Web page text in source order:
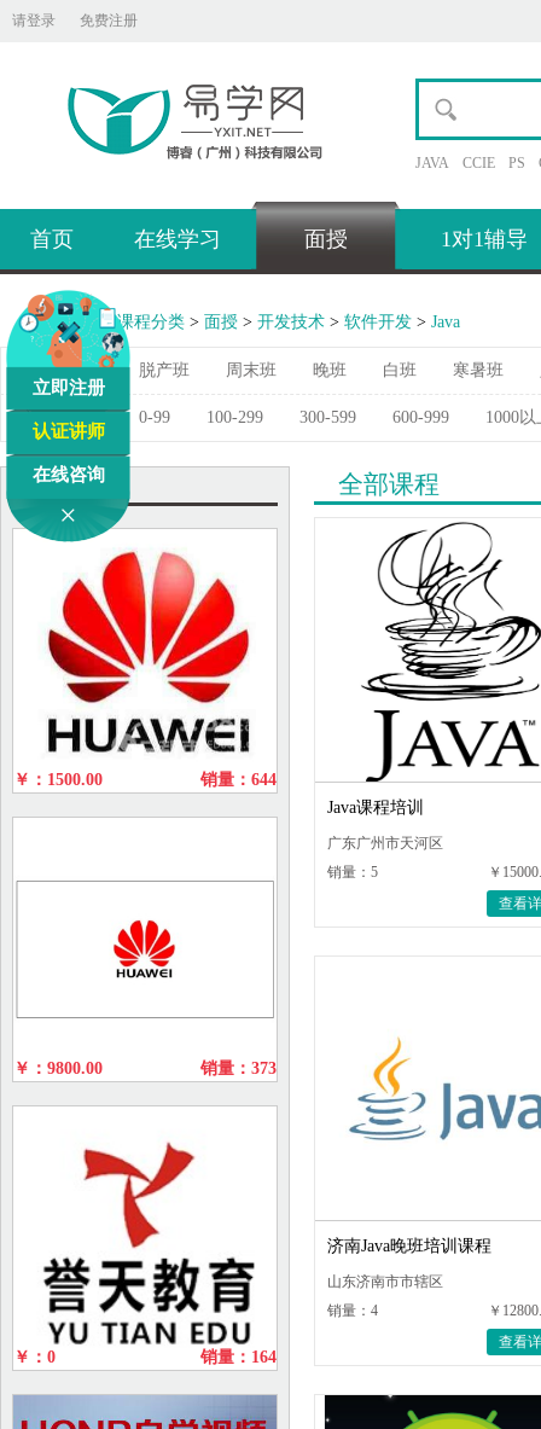
请登录 免费注册
JAVA CCIE PS
首页 在线学习 面授 1对1辅导
IT易学网>课程分类 > 面授 > 开发技术 > 软件开发 > Java
上课类别： 脱产班 周末班 晚班 白班 寒暑班
学习费用： 0-99 100-299 300-599 600-999 1000以
热门商品
￥：1500.00 销量：644
￥：9800.00 销量：373
￥：0 销量：164
全部课程
Java课程培训
广东广州市天河区
销量：5
￥
查看
济南Java晚班培训课程
山东济南市市辖区
销量：4
￥
查看
立即注册
认证讲师
在线咨询
×